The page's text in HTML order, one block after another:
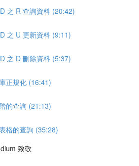
之 R 查詢資料 (20:42)
之 U 更新資料 (9:11)
之 D 刪除資料 (5:37)
正規化 (16:41)
的查詢 (21:13)
格的查詢 (35:28)
致敬